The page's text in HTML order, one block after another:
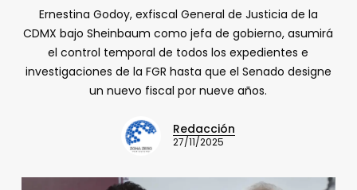
Ernestina Godoy, exfiscal General de Justicia de la
CDMX bajo Sheinbaum como jefa de gobierno, asumirá
el control temporal de todos los expedientes e
investigaciones de la FGR hasta que el Senado designe
un nuevo fiscal por nueve años.
Redacción
27/11/2025